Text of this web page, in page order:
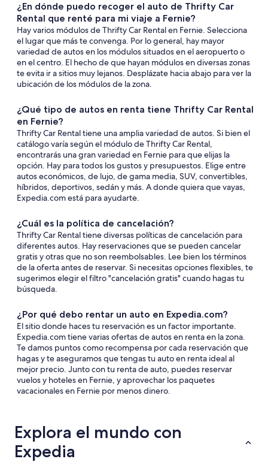
¿En dónde puedo recoger el auto de Thrifty Car
Rental que renté para mi viaje a Fernie?
Hay varios módulos de Thrifty Car Rental en Fernie. Selecciona
el lugar que más te convenga. Por lo general, hay mayor
variedad de autos en los módulos situados en el aeropuerto o
en el centro. El hecho de que hayan módulos en diversas zonas
te evita ir a sitios muy lejanos. Desplázate hacia abajo para ver la
ubicación de los módulos de la zona.
¿Qué tipo de autos en renta tiene Thrifty Car Rental
en Fernie?
Thrifty Car Rental tiene una amplia variedad de autos. Si bien el
catálogo varía según el módulo de Thrifty Car Rental,
encontrarás una gran variedad en Fernie para que elijas la
opción. Hay para todos los gustos y presupuestos. Elige entre
autos económicos, de lujo, de gama media, SUV, convertibles,
híbridos, deportivos, sedán y más. A donde quiera que vayas,
Expedia.com está para ayudarte.
¿Cuál es la política de cancelación?
Thrifty Car Rental tiene diversas políticas de cancelación para
diferentes autos. Hay reservaciones que se pueden cancelar
gratis y otras que no son reembolsables. Lee bien los términos
de la oferta antes de reservar. Si necesitas opciones flexibles, te
sugerimos elegir el filtro "cancelación gratis" cuando hagas tu
búsqueda.
¿Por qué debo rentar un auto en Expedia.com?
El sitio donde haces tu reservación es un factor importante.
Expedia.com tiene varias ofertas de autos en renta en la zona.
Te damos puntos como recompensa por cada reservación que
hagas y te aseguramos que tengas tu auto en renta ideal al
mejor precio. Junto con tu renta de auto, puedes reservar
vuelos y hoteles en Fernie, y aprovechar los paquetes
vacacionales en Fernie por menos dinero.
Explora el mundo con
Expedia